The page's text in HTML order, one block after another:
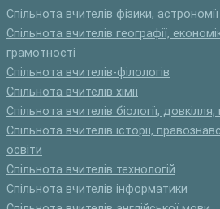
Спільнота вчителів фізики, астрономії
Спільнота вчителів географії,
грамотності
Спільнота вчителів-філологів
Спільнота вчителів хімії
Спільнота вчителів біології,
Спільнота вчителів історії,
освіти
Спільнота вчителів технологій
Спільнота вчителів інформатики